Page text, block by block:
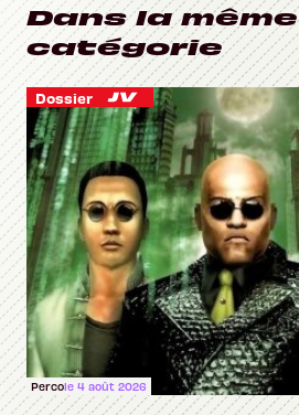
Dans la même
catégorie
Dossier
Percole 4 août 2026